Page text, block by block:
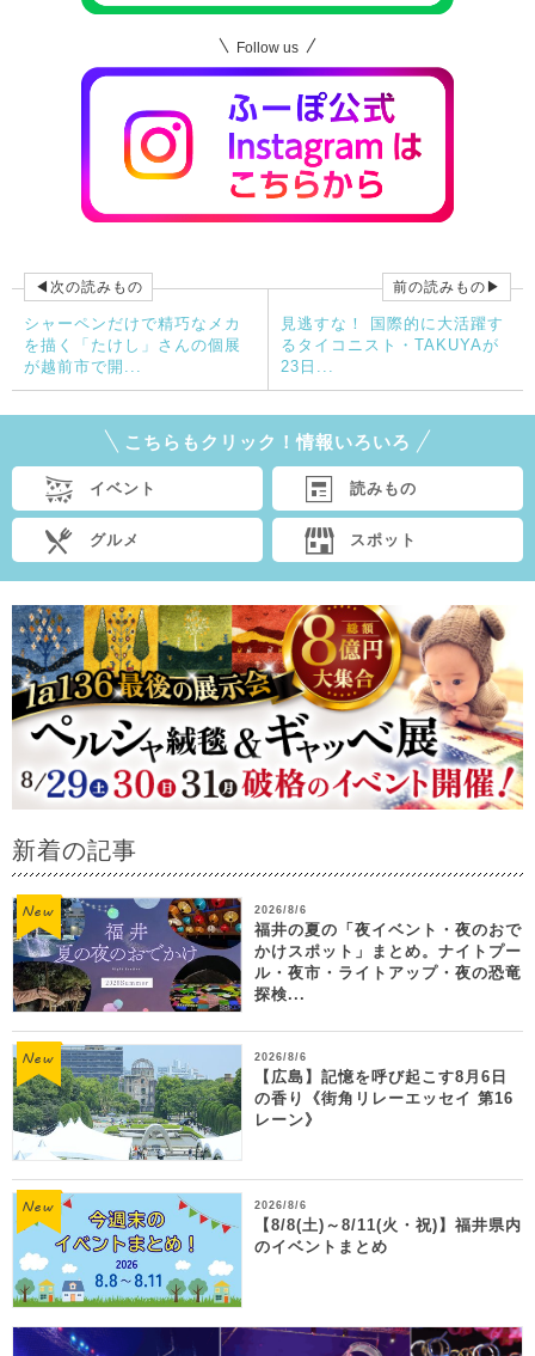
Follow us
◀次の読みもの
シャーペンだけで精巧なメカ
を描く「たけし」さんの個展
が越前市で開...
前の読みもの▶
見逃すな！ 国際的に大活躍す
るタイコニスト・TAKUYAが
23日...
こちらもクリック！情報いろいろ
イベント 読みもの
グルメ スポット
新着の記事
2026/8/6
福井の夏の「夜イベント・夜のおで
かけスポット」まとめ。ナイトプー
ル・夜市・ライトアップ・夜の恐竜
探検...
2026/8/6
【広島】記憶を呼び起こす8月6日
の香り《街角リレーエッセイ 第16
レーン》
2026/8/6
【8/8(土)～8/11(火・祝)】福井県内
のイベントまとめ